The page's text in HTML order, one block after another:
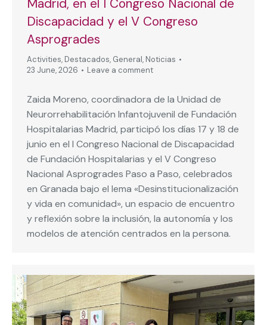
Madrid, en el I Congreso Nacional de
Discapacidad y el V Congreso
Asprogrades
Activities, Destacados, General, Noticias
23 June, 2026
Leave a comment
Zaida Moreno, coordinadora de la Unidad de
Neurorrehabilitación Infantojuvenil de Fundación
Hospitalarias Madrid, participó los días 17 y 18 de
junio en el I Congreso Nacional de Discapacidad
de Fundación Hospitalarias y el V Congreso
Nacional Asprogrades Paso a Paso, celebrados
en Granada bajo el lema «Desinstitucionalización
y vida en comunidad», un espacio de encuentro
y reflexión sobre la inclusión, la autonomía y los
modelos de atención centrados en la persona.